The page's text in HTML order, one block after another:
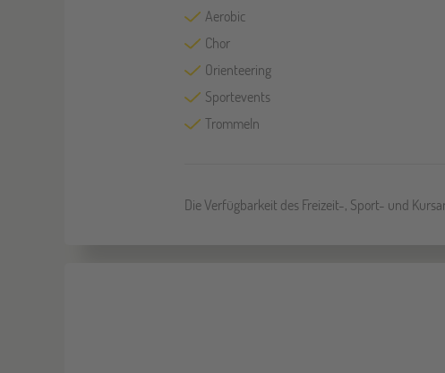
Aerobic
Chor
Orienteering
Sportevents
Trommeln
Die Verfügbarkeit des Freizeit-, Sport- und